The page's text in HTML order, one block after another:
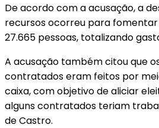
De acordo com a acusação, a
recursos ocorreu para
27.665 pessoas, totalizando
A acusação também citou que
contratados eram feitos por
caixa, com objetivo de aliciar
alguns contratados teriam
de Castro.